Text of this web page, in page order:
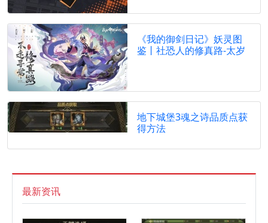
《我的御剑日记》妖灵图
鉴丨社恐人的修真路-太岁
地下城堡3魂之诗品质点获
得方法
最新资讯